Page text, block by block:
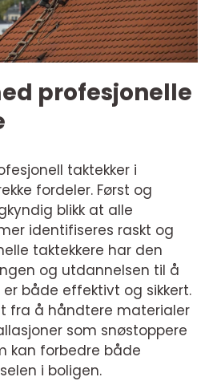
profesjonelle
taktekker i
fordeler. Først og
blikk at alle
identifiseres raskt og
taktekkere har den
og utdannelsen til å
både effektivt og sikkert.
fra å håndtere materialer
som snøstoppere
kan forbedre både
i boligen.